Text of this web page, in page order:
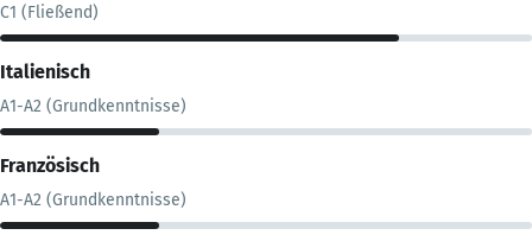
C1 (Fließend)
Italienisch
A1-A2 (Grundkenntnisse)
Französisch
A1-A2 (Grundkenntnisse)